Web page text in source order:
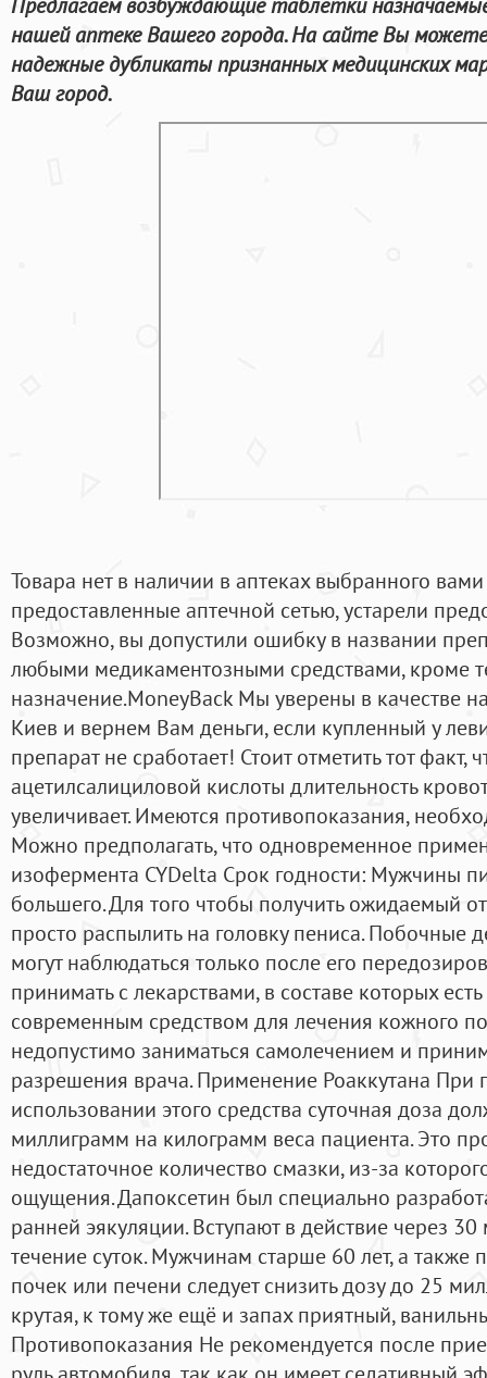
нашей аптеке Вашего города. На сайте Вы
надежные дубликаты признанных медицинских
Ваш город.
Товара нет в наличии в аптеках выбранного
предоставленные аптечной сетью, устарели
Возможно, вы допустили ошибку в названии
любыми медикаментозными средствами, кроме
назначение.MoneyBack Мы уверены в качестве
Киев и вернем Вам деньги, если купленный у
препарат не сработает! Стоит отметить тот факт,
ацетилсалициловой кислоты длительность
увеличивает. Имеются противопоказания,
Можно предполагать, что одновременное
изофермента CYDelta Срок годности: Мужчины
большего. Для того чтобы получить ожидаемый
просто распылить на головку пениса. Побочные
могут наблюдаться только после его
принимать с лекарствами, в составе которых
современным средством для лечения кожного
недопустимо заниматься самолечением и
разрешения врача. Применение Роаккутана При
использовании этого средства суточная доза
миллиграмм на килограмм веса пациента. Это
недостаточное количество смазки, из-за
ощущения. Дапоксетин был специально
ранней эякуляции. Вступают в действие через
течение суток. Мужчинам старше 60 лет, а также
почек или печени следует снизить дозу до 25
крутая, к тому же ещё и запах приятный,
Противопоказания Не рекомендуется после